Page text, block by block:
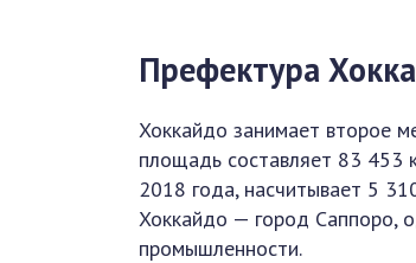
Префектура
Хоккайдо занимает второе
площадь составляет 83 453
2018 года, насчитывает 5
Хоккайдо — город Саппоро,
промышленности.